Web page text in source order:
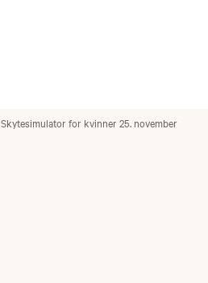
Skytesimulator for kvinner 25. november